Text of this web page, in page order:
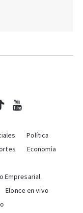
Política
Economía
Empresarial
Elonce en vivo